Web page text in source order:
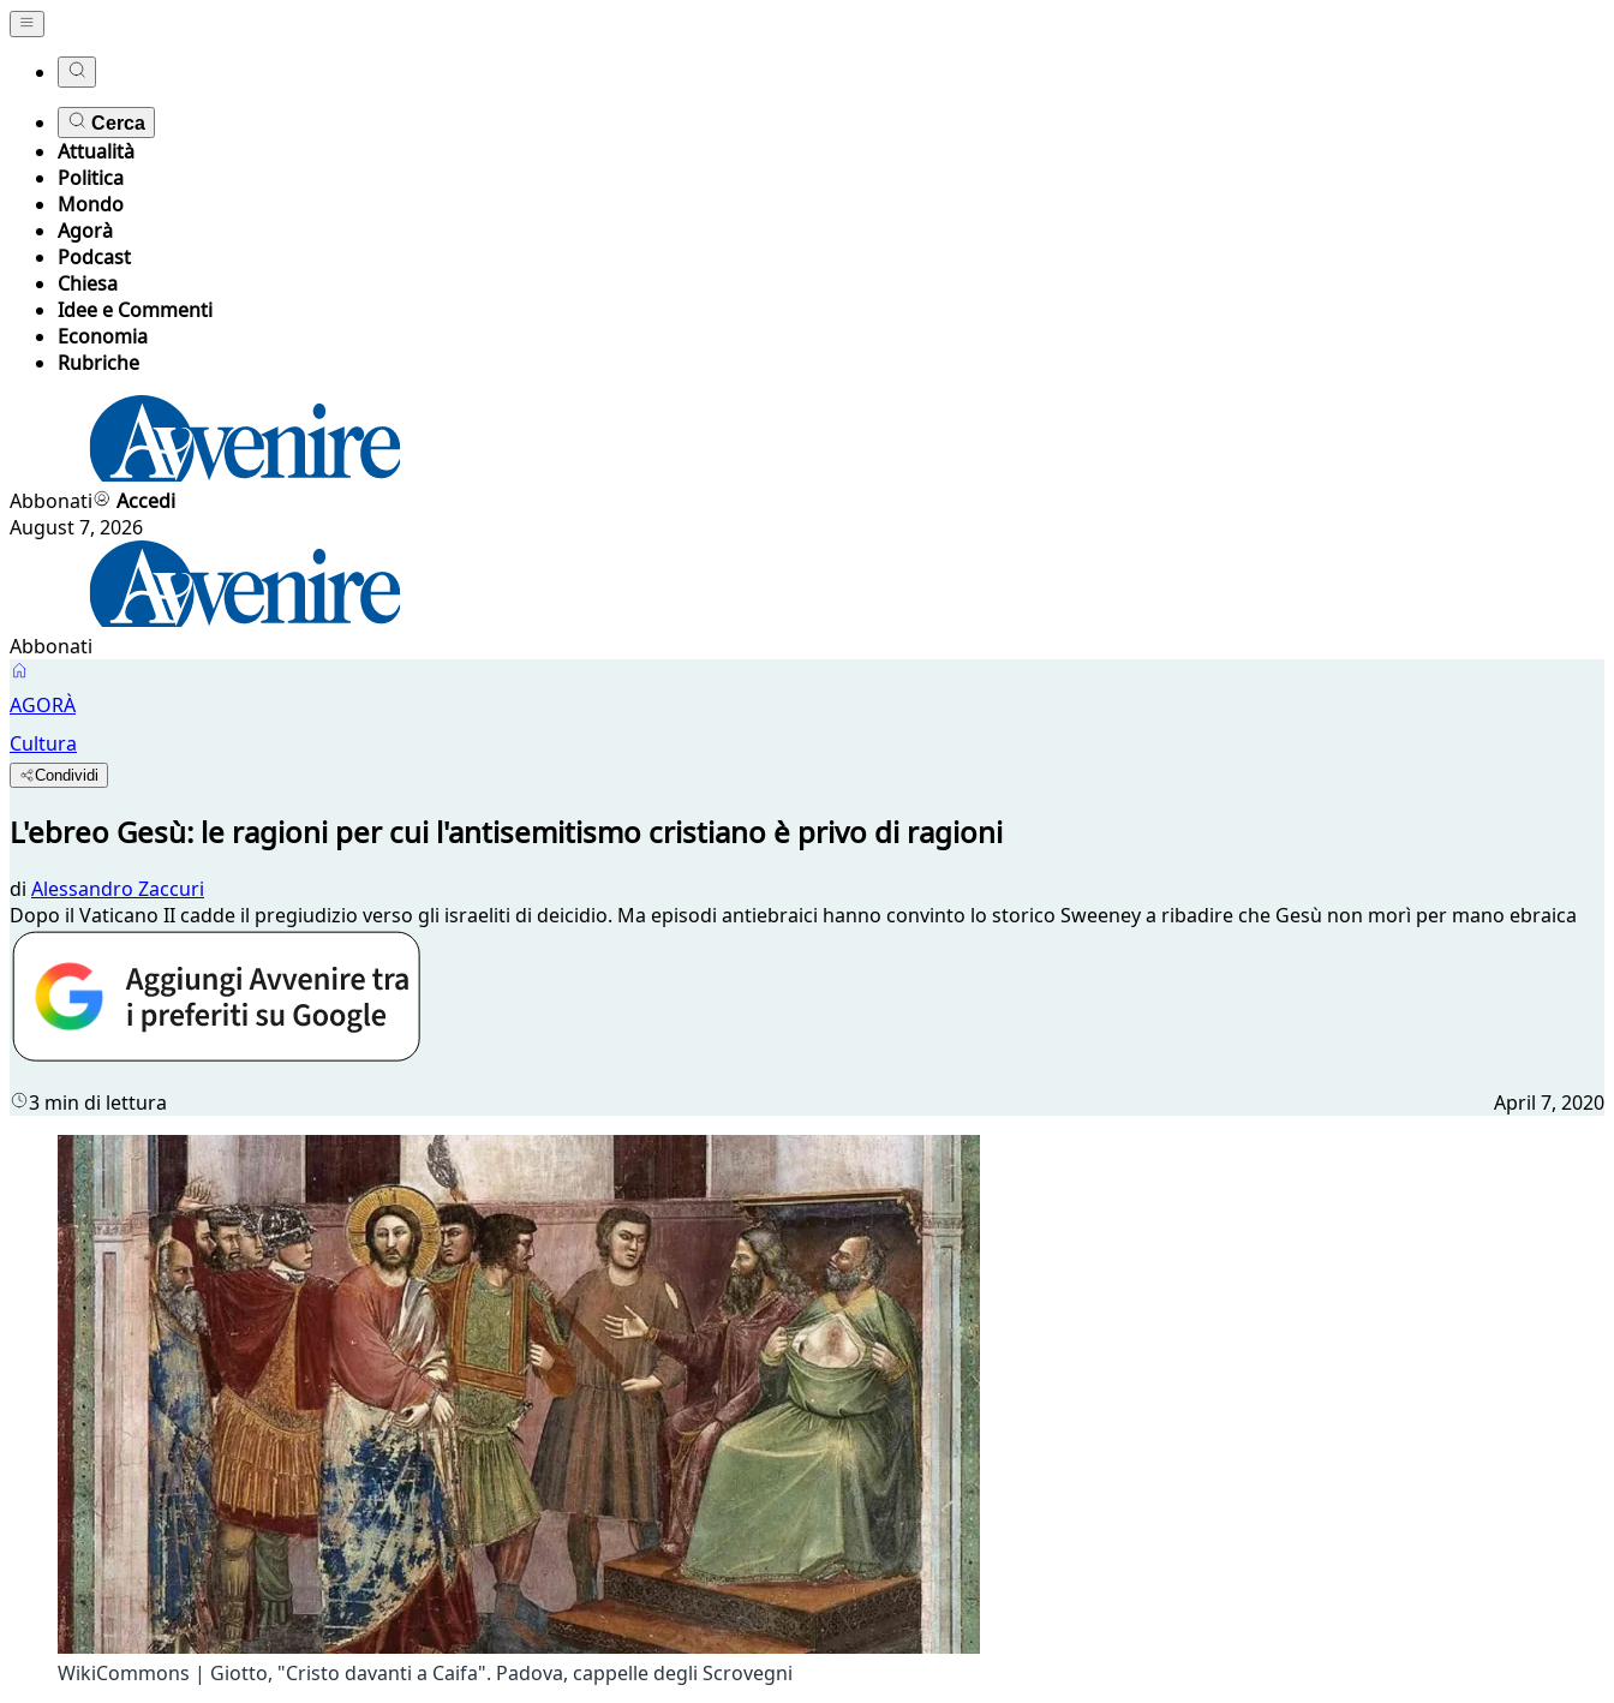
Cerca
Attualità
Politica
Mondo
Agorà
Podcast
Chiesa
Idee e Commenti
Economia
Rubriche
Abbonati
Accedi
August 7, 2026
Abbonati
AGORÀ
Cultura
Condividi
L'ebreo Gesù: le ragioni per cui l'antisemitismo cristiano è privo di ragioni
di Alessandro Zaccuri
Dopo il Vaticano II cadde il pregiudizio verso gli israeliti di deicidio. Ma episodi antiebraici hanno convinto lo storico Sweeney a ribadire che Gesù non morì per mano ebraica
3 min di lettura April 7, 2020
WikiCommons | Giotto, "Cristo davanti a Caifa". Padova, cappelle degli Scrovegni